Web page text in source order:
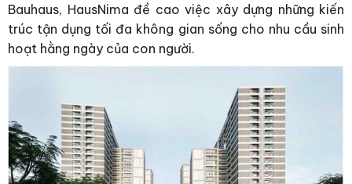
Bauhaus, HausNima đề cao việc xây dựng những kiến
trúc tận dụng tối đa không gian sống cho nhu cầu sinh
hoạt hằng ngày của con người.